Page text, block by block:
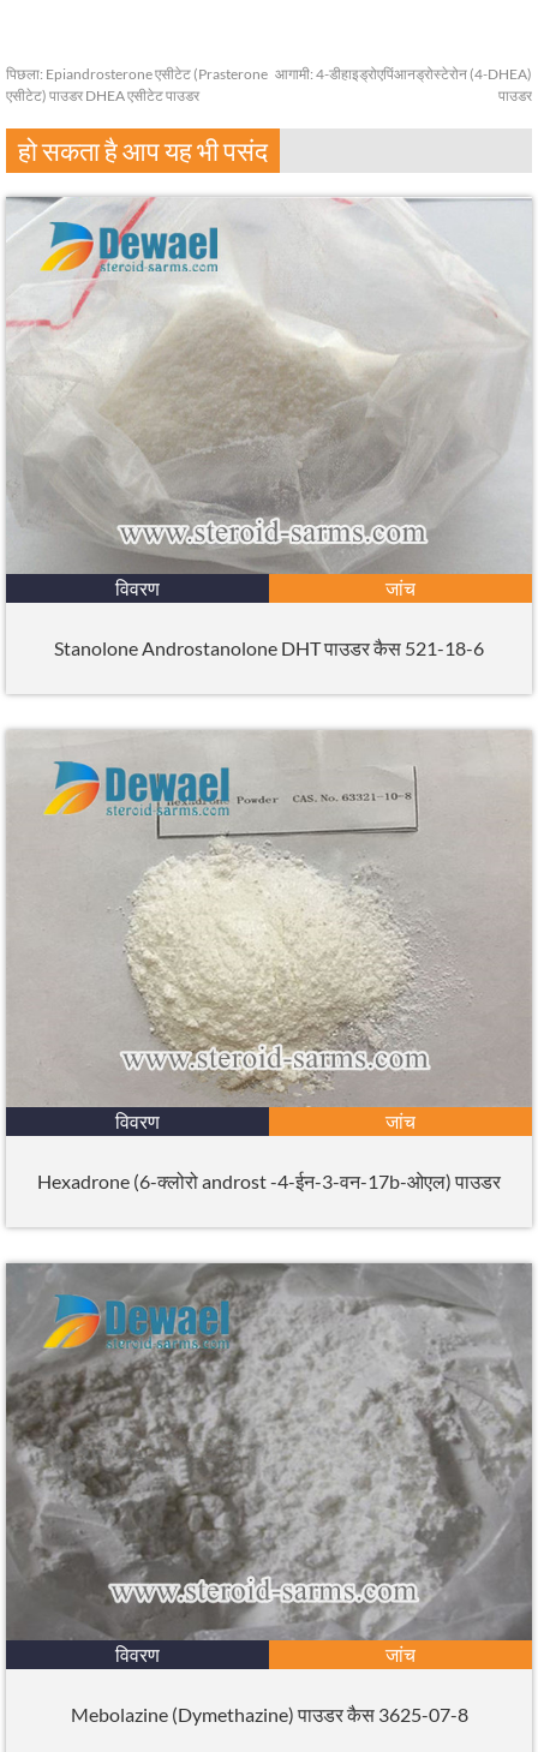
पिछला: Epiandrosterone एसीटेट (Prasterone
एसीटेट) पाउडर DHEA एसीटेट पाउडर
आगामी: 4-डीहाइड्रोएपिंआनड्रोस्टेरोन (4-DHEA)
पाउडर
हो सकता है आप यह भी पसंद
विवरण जांच
Stanolone Androstanolone DHT पाउडर कैस 521-18-6
विवरण जांच
Hexadrone (6-क्लोरो androst -4-ईन-3-वन-17b-ओएल) पाउडर
विवरण जांच
Mebolazine (Dymethazine) पाउडर कैस 3625-07-8